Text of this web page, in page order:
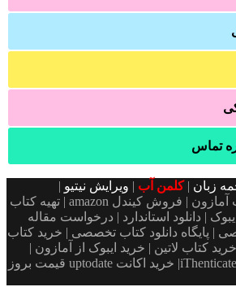
تماس
زبان |کلمن آب | ویرایش نیتیو |
دانلود مقاله | خرید کتاب آمازون | فروش کیندل amazon | تهیه کتاب
| دانلود استاندارد | درخواست مقاله
| پایگاه دانلود کتاب تخصصی | خرید کتاب
کتاب لاتین | خرید ایبوک از آمازون |
پسورد دانشگاه | اکانت iThenticate| خريد اكانت uptodate قیمت بروز